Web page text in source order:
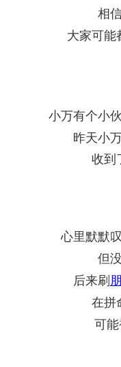
相
大家可能
小万有个小
昨天小
收到
心里默默
但
后来刷
在拼
可